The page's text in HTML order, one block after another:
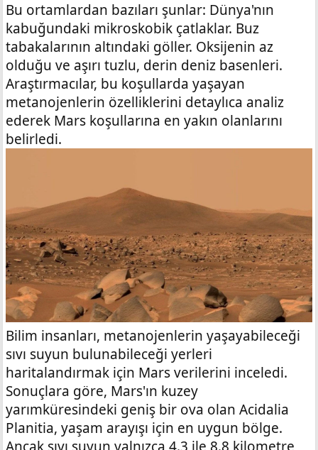
Bu ortamlardan bazıları şunlar: Dünya'nın
kabuğundaki mikroskobik çatlaklar. Buz
tabakalarının altındaki göller. Oksijenin az
olduğu ve aşırı tuzlu, derin deniz basenleri.
Araştırmacılar, bu koşullarda yaşayan
metanojenlerin özelliklerini detaylıca analiz
ederek Mars koşullarına en yakın olanlarını
belirledi.
Bilim insanları, metanojenlerin yaşayabileceği
sıvı suyun bulunabileceği yerleri
haritalandırmak için Mars verilerini inceledi.
Sonuçlara göre, Mars'ın kuzey
yarımküresindeki geniş bir ova olan Acidalia
Planitia, yaşam arayışı için en uygun bölge.